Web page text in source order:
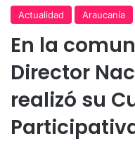
Actualidad Araucanía
En la
Director
realizó su